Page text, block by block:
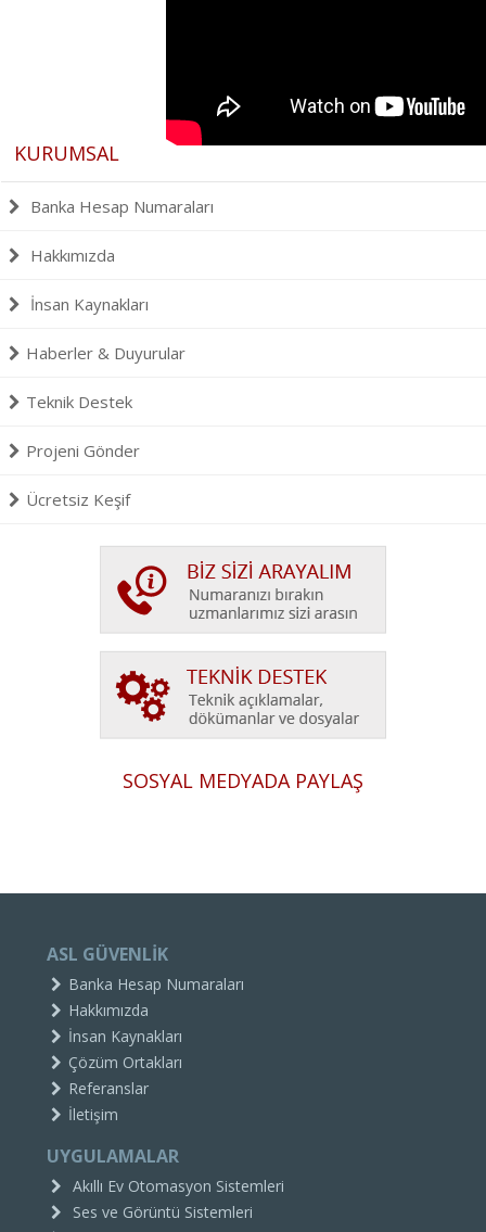
KURUMSAL
Banka Hesap Numaraları
Hakkımızda
İnsan Kaynakları
Haberler & Duyurular
Teknik Destek
Projeni Gönder
Ücretsiz Keşif
SOSYAL MEDYADA PAYLAŞ
ASL GÜVENLİK
Banka Hesap Numaraları
Hakkımızda
İnsan Kaynakları
Çözüm Ortakları
Referanslar
İletişim
UYGULAMALAR
Akıllı Ev Otomasyon Sistemleri
Ses ve Görüntü Sistemleri